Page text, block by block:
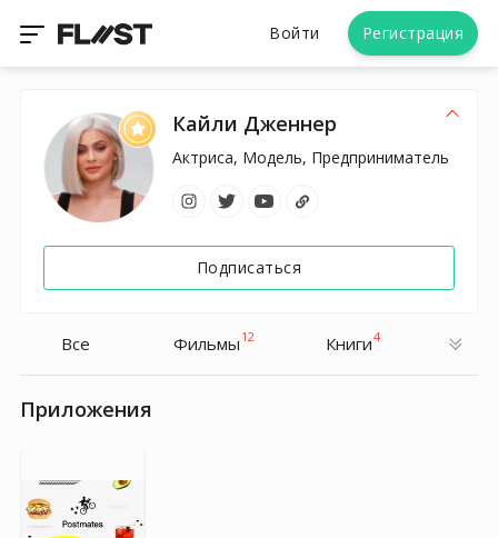
Войти Регистрация
Кайли Дженнер
Актриса, Модель, Предприниматель
Подписаться
Все Фильмы 12 Книги4
Приложения